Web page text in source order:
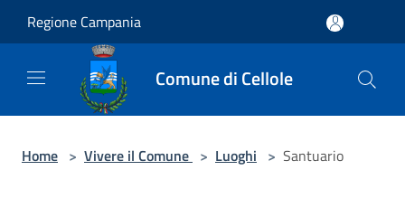
Regione Campania
Comune di Cellole
Home > Vivere il Comune > Luoghi > Santuario